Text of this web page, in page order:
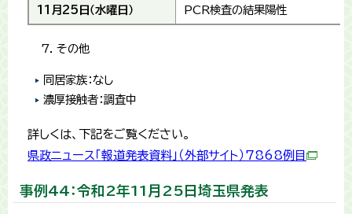
11月25日（水曜日） PCR検査の結果陽性
その他
同居家族：なし
濃厚接触者：調査中
詳しくは、下記をご覧ください。
県政ニュース「報道発表資料」（外部サイト）7868例目
事例44：令和2年11月25日埼玉県発表